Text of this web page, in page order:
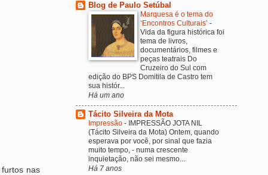
nas
Blog de Paulo Setúbal
Marquesa é o tema do
‘Encontros Culturais’ -
Vida da figura histórica foi
tema de livros,
documentários, filmes e
peças teatrais Do
Cruzeiro do Sul com
edição do BPS Domitila de Castro tem
sua histór...
Há um ano
Tácito Silveira da Mota
Impressão - IMPRESSÃO JOTA NIL
(Tácito Silveira da Mota) Ontem, quando
esperava por você, por sinal que fazia
muito tempo, - numa crescente
inquietação, não sei mesmo...
Há 7 anos